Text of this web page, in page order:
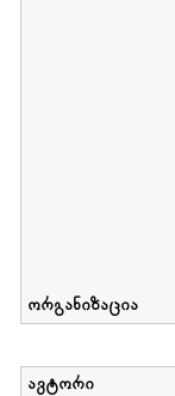
ორგანიზაცია
ავტორი